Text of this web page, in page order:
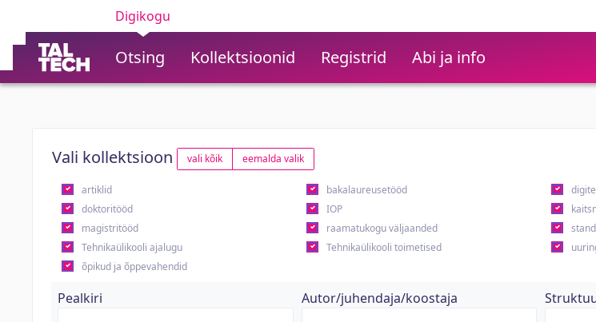
Digikogu
Otsing Kollektsioonid Registrid Abi ja info
Vali kollektsioon vali kõik eemalda valik
artiklid bakalaureusetööd
doktoritööd
IOP
magistritööd
raamatukogu väljaanded
Tehnikaülikooli ajalugu
Tehnikaülikooli toimetised
õpikud ja õppevahendid
Pealkiri Autor/juhendaja/koostaja